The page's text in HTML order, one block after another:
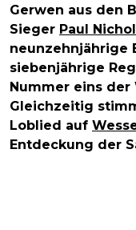
Gerwen aus den
Sieger Paul
neunzehnjährige
siebenjährige
Nummer eins
Gleichzeitig
Loblied auf
Entdeckung der